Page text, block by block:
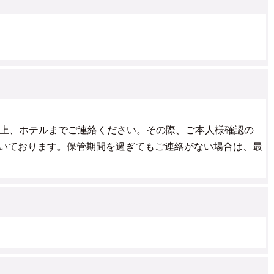
、ホテルまでご連絡ください。その際、ご本人様確認の
ております。保管期間を過ぎてもご連絡がない場合は、最